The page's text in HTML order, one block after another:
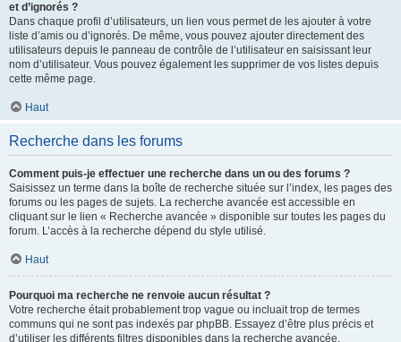
et d’ignorés ?
Dans chaque profil d’utilisateurs, un lien vous permet de les ajouter à votre
liste d’amis ou d’ignorés. De même, vous pouvez ajouter directement des
utilisateurs depuis le panneau de contrôle de l’utilisateur en saisissant leur
nom d’utilisateur. Vous pouvez également les supprimer de vos listes depuis
cette même page.
Haut
Recherche dans les forums
Comment puis-je effectuer une recherche dans un ou des forums ?
Saisissez un terme dans la boîte de recherche située sur l’index, les pages des
forums ou les pages de sujets. La recherche avancée est accessible en
cliquant sur le lien « Recherche avancée » disponible sur toutes les pages du
forum. L’accès à la recherche dépend du style utilisé.
Haut
Pourquoi ma recherche ne renvoie aucun résultat ?
Votre recherche était probablement trop vague ou incluait trop de termes
communs qui ne sont pas indexés par phpBB. Essayez d’être plus précis et
d’utiliser les différents filtres disponibles dans la recherche avancée.